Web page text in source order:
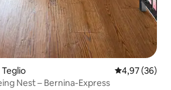
4,97 (36)
Nest – Bernina-Express